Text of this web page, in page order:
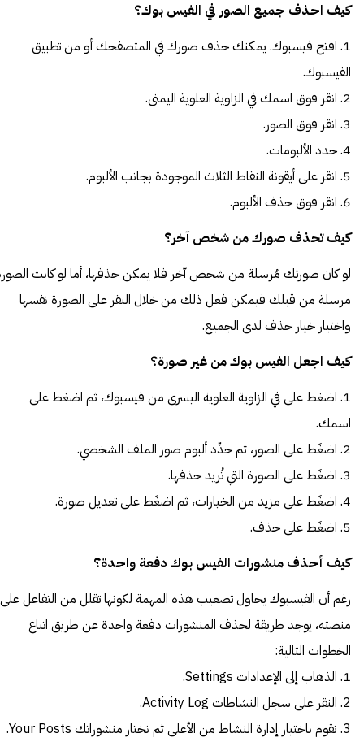
كيف احذف جميع الصور في الفيس بوك؟
1. افتح فيسبوك. يمكنك حذف صورك في المتصفحك أو من تطبيق
الفيسبوك.
2. انقر فوق اسمك في الزاوية العلوية اليمنى.
3. انقر فوق الصور.
4. حدد الألبومات.
5. انقر على أيقونة النقاط الثلاث الموجودة بجانب الألبوم.
6. انقر فوق حذف الألبوم.
كيف تحذف صورك من شخص آخر؟
لو كان صورتك مُرسلة من شخص آخر فلا يمكن حذفها، أما لو كانت
مرسلة من قبلك فيمكن فعل ذلك من خلال النقر على الصورة نفسها
واختيار خيار حذف لدى الجميع.
كيف اجعل الفيس بوك من غير صورة؟
1. اضغط على في الزاوية العلوية اليسرى من فيسبوك، ثم اضغط على
اسمك.
2. اضغَط على الصور، ثم حدِّد ألبوم صور الملف الشخصي.
3. اضغَط على الصورة التي تُريد حذفها.
4. اضغَط على مزيد من الخيارات، ثم اضغَط على تعديل صورة.
5. اضغَط على حذف.
كيف أحذف منشورات الفيس بوك دفعة واحدة؟
رغم أن الفيسبوك يحاول تصعيب هذه المهمة لكونها تقلل من التفاعل على
منصته، يوجد طريقة لحذف المنشورات دفعة واحدة عن طريق اتباع
الخطوات التالية:
1. الذهاب إلى الإعدادات Settings.
2. النقر على سجل النشاطات Activity Log.
3. نقوم باختيار إدارة النشاط من الأعلى ثم نختار منشوراتك Your Posts.